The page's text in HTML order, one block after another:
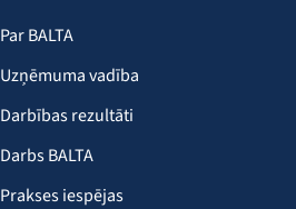
Par BALTA
Uzņēmuma vadība
Darbības rezultāti
Darbs BALTA
Prakses iespējas